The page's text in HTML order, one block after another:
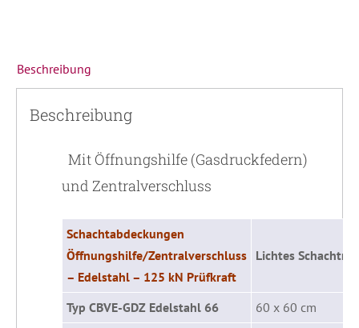
Beschreibung
Beschreibung
Mit Öffnungshilfe (Gasdruckfedern)
und Zentralverschluss
Schachtabdeckungen
Öffnungshilfe/Zentralverschluss
– Edelstahl – 125 kN Prüfkraft
Lichtes
Typ CBVE-GDZ Edelstahl 66
60 x 60 cm